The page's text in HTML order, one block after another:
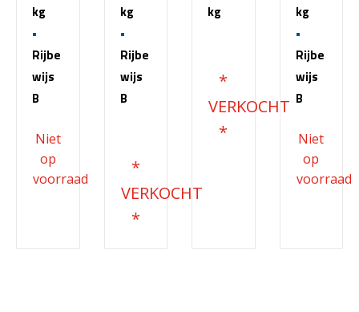
kg
Rijbe
wijs
B
kg
Rijbe
wijs
B
kg
kg
Rijbe
wijs
B